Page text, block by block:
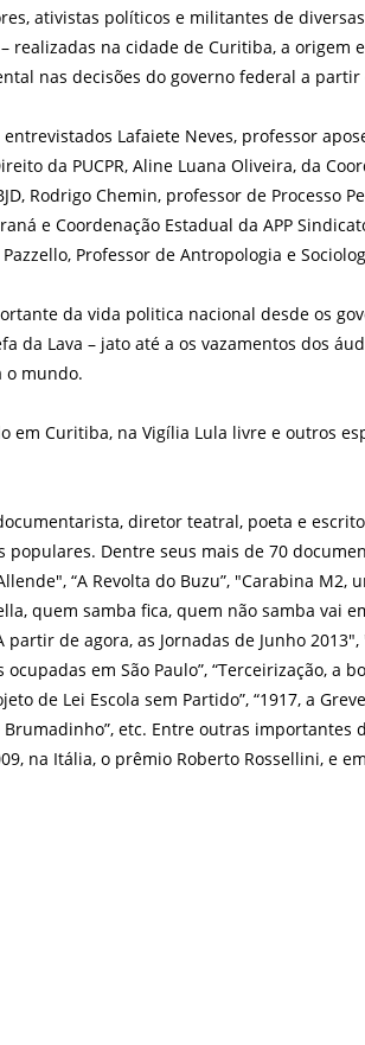
ativistas políticos e militantes de
realizadas na cidade de Curitiba, a
nas decisões do governo federal a partir
Lafaiete Neves, professor
da PUCPR, Aline Luana Oliveira, da
Rodrigo Chemin, professor de Processo
e Coordenação Estadual da APP
Professor de Antropologia e
da vida politica nacional desde os
da Lava – jato até a os vazamentos dos
o mundo.
em Curitiba, na Vigília Lula livre e outros
diretor teatral, poeta e
Dentre seus mais de 70
“A Revolta do Buzu”, "Carabina
quem samba fica, quem não samba
de agora, as Jornadas de Junho
em São Paulo”, “Terceirização, a
de Lei Escola sem Partido”, “1917, a
Brumadinho”, etc. Entre outras
na Itália, o prêmio Roberto Rossellini, e